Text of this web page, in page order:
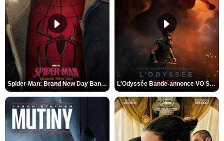
Spider-Man: Brand New Day Bande-annonce VO STFR L'Odyssée Bande-annonce VO STFR